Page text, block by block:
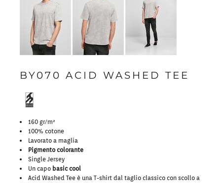
BY070 ACID WASHED TEE
160 gr/m²
100% cotone
Lavorato a maglia
Pigmento colorante
Single Jersey
Un capo basic cool
Acid Washed Tee è una T-shirt dal taglio classico con scollo a